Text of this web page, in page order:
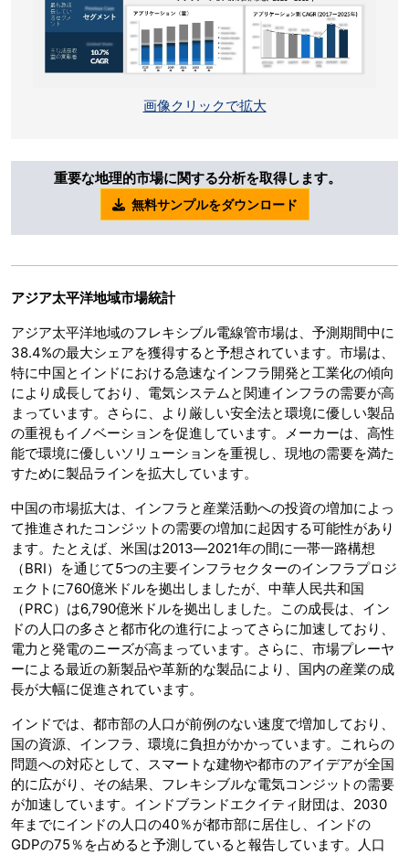
画像クリックで拡大
重要な地理的市場に関する分析を取得します。
無料サンプルをダウンロード
アジア太平洋地域市場統計
アジア太平洋地域のフレキシブル電線管市場は、予測期間中に
38.4%の最大シェアを獲得すると予想されています。市場は、
特に中国とインドにおける急速なインフラ開発と工業化の傾向
により成長しており、電気システムと関連インフラの需要が高
まっています。さらに、より厳しい安全法と環境に優しい製品
の重視もイノベーションを促進しています。メーカーは、高性
能で環境に優しいソリューションを重視し、現地の需要を満た
すために製品ラインを拡大しています。
中国の市場拡大は、インフラと産業活動への投資の増加によっ
て推進されたコンジットの需要の増加に起因する可能性があり
ます。たとえば、米国は2013―2021年の間に一帯一路構想
（BRI）を通じて5つの主要インフラセクターのインフラプロジ
ェクトに760億米ドルを拠出しましたが、中華人民共和国
（PRC）は6,790億米ドルを拠出しました。この成長は、イン
ドの人口の多さと都市化の進行によってさらに加速しており、
電力と発電のニーズが高まっています。さらに、市場プレーヤ
ーによる最近の新製品や革新的な製品により、国内の産業の成
長が大幅に促進されています。
インドでは、都市部の人口が前例のない速度で増加しており、
国の資源、インフラ、環境に負担がかかっています。これらの
問題への対応として、スマートな建物や都市のアイデアが全国
的に広がり、その結果、フレキシブルな電気コンジットの需要
が加速しています。インドブランドエクイティ財団は、2030
年までにインドの人口の40％が都市部に居住し、インドの
GDPの75％を占めると予測していると報告しています。人口